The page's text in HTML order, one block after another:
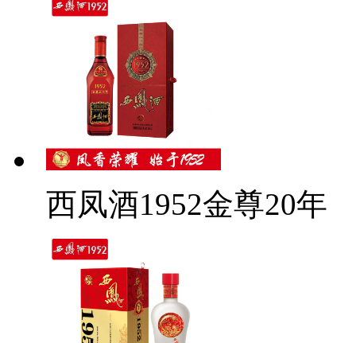
西凤酒1952金尊20年